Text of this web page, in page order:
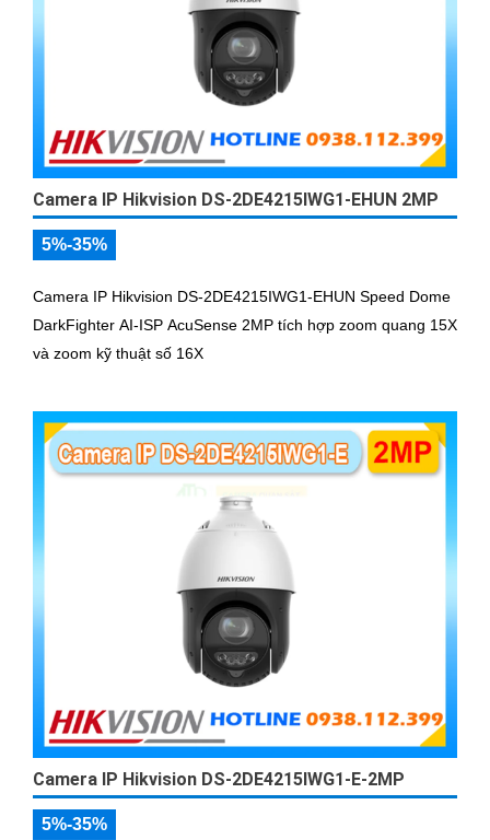
Camera IP Hikvision DS-2DE4215IWG1-EHUN 2MP
5%-35%
Camera IP Hikvision DS-2DE4215IWG1-EHUN Speed Dome
DarkFighter AI-ISP AcuSense 2MP tích hợp zoom quang 15X
và zoom kỹ thuật số 16X
Camera IP Hikvision DS-2DE4215IWG1-E-2MP
5%-35%